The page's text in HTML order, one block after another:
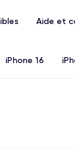
Aide et
iPhone 16